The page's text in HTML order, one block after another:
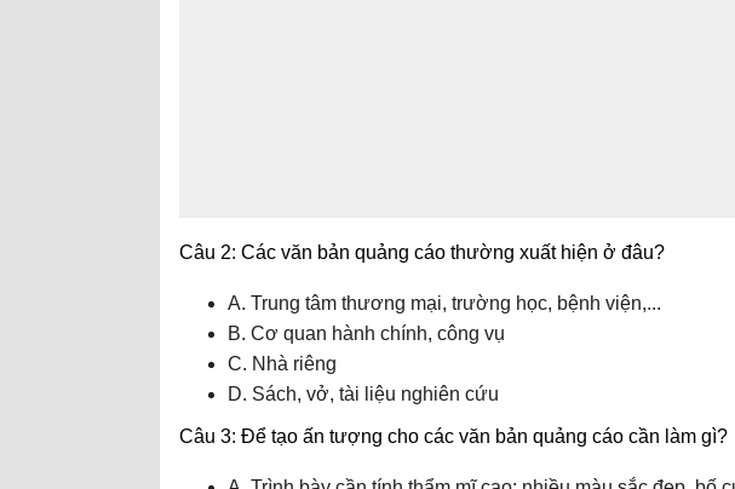
Câu 2: Các văn bản quảng cáo thường xuất hiện ở đâu?
A. Trung tâm thương mại, trường học, bệnh viện,...
B. Cơ quan hành chính, công vụ
C. Nhà riêng
D. Sách, vở, tài liệu nghiên cứu
Câu 3: Để tạo ấn tượng cho các văn bản quảng cáo cần làm gì?